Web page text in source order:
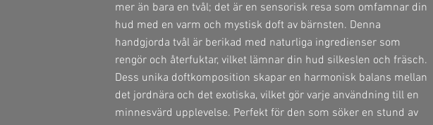
mer än bara en tvål; det är en sensorisk resa som omfamnar din
hud med en varm och mystisk doft av bärnsten. Denna
handgjorda tvål är berikad med naturliga ingredienser som
rengör och återfuktar, vilket lämnar din hud silkeslen och fräsch.
Dess unika doftkomposition skapar en harmonisk balans mellan
det jordnära och det exotiska, vilket gör varje användning till en
minnesvärd upplevelse. Perfekt för den som söker en stund av